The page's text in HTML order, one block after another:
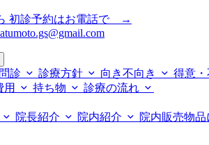
初診予約はお電話で →
診 診療方針 向き不向き
得意
用 持ち物
診療の流れ
院長紹介 院内紹介
院内販売物